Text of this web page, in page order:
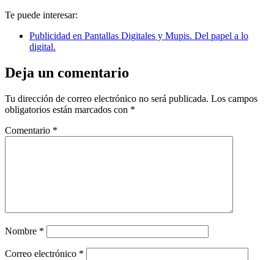
Te puede interesar:
Publicidad en Pantallas Digitales y Mupis. Del papel a lo
digital.
Deja un comentario
Tu dirección de correo electrónico no será publicada. Los campos
obligatorios están marcados con *
Comentario *
Nombre *
Correo electrónico *